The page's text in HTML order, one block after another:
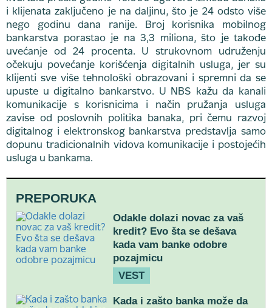
i klijenata zaključeno je na daljinu, što je 24 odsto više
nego godinu dana ranije. Broj korisnika mobilnog
bankarstva porastao je na 3,3 miliona, što je takođe
uvećanje od 24 procenta. U strukovnom udruženju
očekuju povećanje korišćenja digitalnih usluga, jer su
klijenti sve više tehnološki obrazovani i spremni da se
upuste u digitalno bankarstvo. U NBS kažu da kanali
komunikacije s korisnicima i način pružanja usluga
zavise od poslovnih politika banaka, pri čemu razvoj
digitalnog i elektronskog bankarstva predstavlja samo
dopunu tradicionalnih vidova komunikacije i postojećih
usluga u bankama.
PREPORUKA
Odakle dolazi novac za vaš
kredit? Evo šta se dešava
kada vam banke odobre
pozajmicu
VEST
Kada i zašto banka može da